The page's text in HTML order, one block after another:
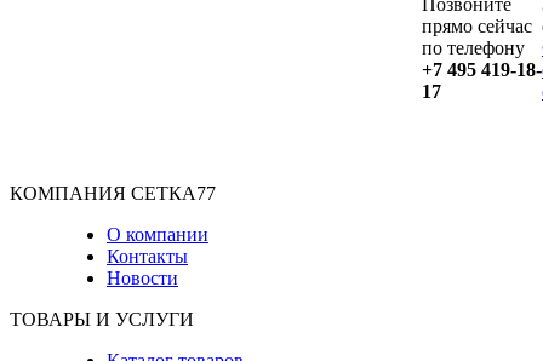
Позвоните
прямо сейчас
по телефону
+7 495 419-18-
17
КОМПАНИЯ СЕТКА77
О компании
Контакты
Новости
ТОВАРЫ И УСЛУГИ